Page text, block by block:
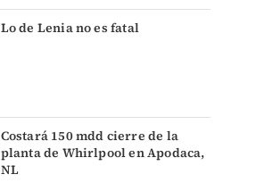
Lo de Lenia no es fatal
Costará 150 mdd cierre de la
planta de Whirlpool en Apodaca,
NL